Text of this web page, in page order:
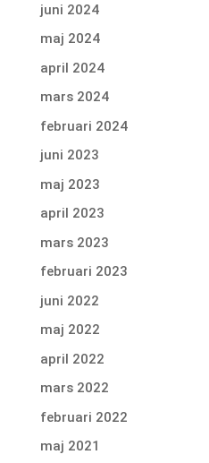
juni 2024
maj 2024
april 2024
mars 2024
februari 2024
juni 2023
maj 2023
april 2023
mars 2023
februari 2023
juni 2022
maj 2022
april 2022
mars 2022
februari 2022
maj 2021